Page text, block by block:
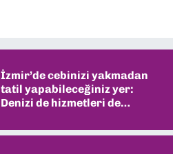
İzmir’de cebinizi yakmadan
tatil yapabileceğiniz yer:
Denizi de hizmetleri de